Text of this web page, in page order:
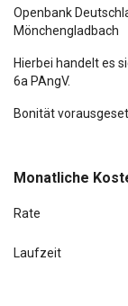
Schalt-/
Scheinwerfer
Monatliche
Rate
Laufzeit
Openbank
Mönchengladbach
Hierbei handelt es
6a PAngV.
Bonität